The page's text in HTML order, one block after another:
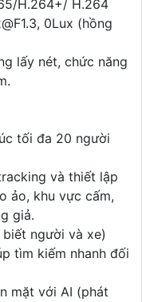
H.264+/ H.264
0Lux (hồng
lấy nét, chức năng
tối đa 20 người
và thiết lập
ảo, khu vực cấm,
giả.
người và xe)
tìm kiếm nhanh đối
mặt với AI (phát